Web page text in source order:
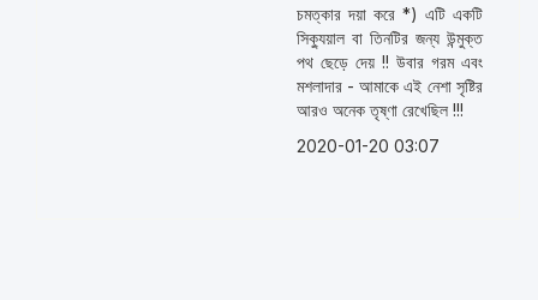
চমত্কার দয়া করে *) এটি একটি
সিক্যুয়াল বা তিনটির জন্য উন্মুক্ত
পথ ছেড়ে দেয় !! উবার গরম এবং
মশলাদার - আমাকে এই নেশা সৃষ্টির
আরও অনেক তৃষ্ণা রেখেছিল !!!
2020-01-20 03:07